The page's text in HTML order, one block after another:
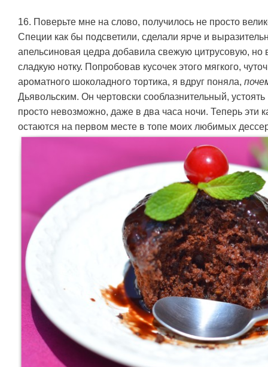
16. Поверьте мне на слово, получилось не просто
Специи как бы подсветили, сделали ярче и
апельсиновая цедра добавила свежую цитрусовую, но
сладкую нотку. Попробовав кусочек этого мягкого,
ароматного шоколадного тортика, я вдруг поняла,
Дьявольским. Он чертовски сооблазнительный,
просто невозможно, даже в два часа ночи. Теперь эти
остаются на первом месте в топе моих любимых